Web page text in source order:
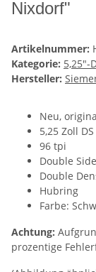
Nixdorf"
Artikelnummer:
Kategorie: 5,25"-
Hersteller:
Neu,
5,25 Zoll
96 tpi
Double Side
Double
Hubring
Farbe:
Achtung:
prozentige